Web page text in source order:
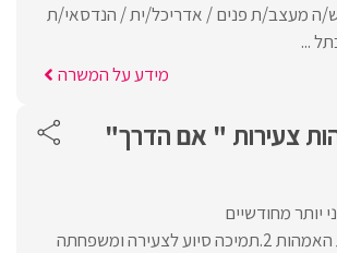
ה מעצב/ת פנים / אדריכל/ית / הנדסאי/ת
...
מידע על המשרה
צעירות " אם הדרך"
יותר מחודשיים
1. ליווי אישי- יצירת קשר משמעותי עם הצעירות האמהות 2.תמיכה סיוע לצעירה ומשפחתה